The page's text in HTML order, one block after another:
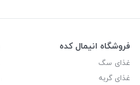
فروشگاه انیمال کده
غذای سگ
غذای گربه